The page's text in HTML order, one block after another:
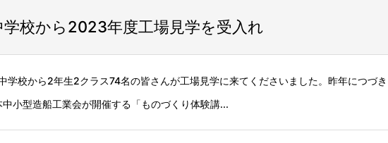
学校から2023年度工場見学を受入れ
校から2年生2クラス74名の皆さんが工場見学に来てくださいました。昨年につづ
小型造船工業会が開催する「ものづくり体験講...